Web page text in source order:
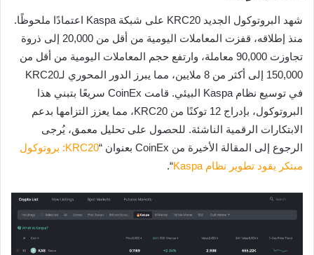
شهد البروتوكول الجديد KRC20 على شبكة Kaspa اعتمادًا ملحوظًا.
منذ إطلاقه، قفزت المعاملات اليومية من أقل من 20,000 إلى ذروة
تجاوزت 90,000 معاملة، وارتفع حجم المعاملات اليومية من أقل من
150,000 إلى أكثر من 8 ملايين، مما يبرز الدور المحوري لـKRC20
في توسيع نظام Kaspa البيئي. قامت CoinEx سريعًا بتبني هذا
البروتوكول، بإدراج 12 توكنًا من KRC20، مما يعزز التزامها بدعم
الابتكارات الرقمية الناشئة. للحصول على تحليل معمق، يُرجى
الرجوع إلى المقالة الأخيرة من CoinEx بعنوان “
KRC20: بروتوكول
مبتكر يقود تطوير نظام Kaspa
“.